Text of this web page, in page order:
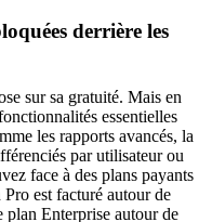
derrière les
sur sa gratuité. Mais en
essentielles
les rapports avancés, la
par utilisateur ou
face à des plans payants
est facturé autour de
plan Enterprise autour de